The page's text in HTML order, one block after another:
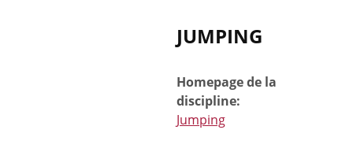
JUMPING
Homepage de la
discipline:
Jumping